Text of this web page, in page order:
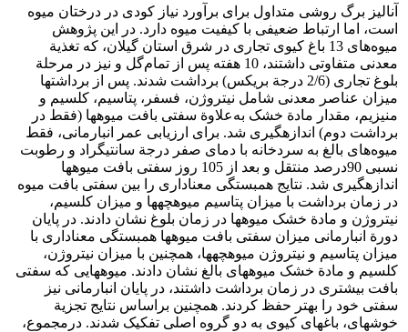
آنالیز برگ روشی متداول برای برآورد نیاز کودی در درختان میوه
است، اما ارتباط ضعیفی با کیفیت میوه دارد. در این پژوهش
میوه‌های 13 باغ کیوی تجاری در شرق استان گیلان، که تغذیة
معدنی متفاوتی داشتند، 10 هفته پس از تمام‌گل و نیز در مرحلة
بلوغ تجاری (2/6 درجة بریکس) برداشت شدند. پس از برداشت‏ها
میزان عناصر معدنی شامل نیتروژن، فسفر، پتاسیم، کلسیم و
منیزیم، مقدار مادة خشک به‌علاوة سفتی بافت میوه‏ها (فقط در
برداشت دوم) اندازه‏گیری شد. برای ارزیابی عمر انبارمانی، فقط
میوه‌های بالغ به سردخانه با دمای صفر درجة سانتی‏گراد و رطوبت
نسبی 90‌درصد منتقل و بعد از 105 روز سفتی‏ بافت میوه‏ها‏
اندازه‏گیری شد. نتایج همبستگی معنا‏داری را بین سفتی بافت میوه‏
در زمان برداشت با میزان پتاسیم میوه‏چه‏ها و میزان کلسیم،
نیتروژن و مادة خشک میوه‏ها در زمان بلوغ نشان دادند. در پایان
دورة انبارمانی میزان سفتی بافت میوه‏ها همبستگی معنا‏داری با
میزان پتاسیم و نیتروژن میوه‏چه‏ها، همچنین با میزان نیتروژن،
کلسیم و مادة خشک میوه‏های بالغ نشان دادند. میوه‏هایی که سفتی
بافت بیشتری در زمان برداشت داشتند، در پایان انبارمانی نیز
سفتی خود را بهتر حفظ کردند. همچنین بر‌اساس نتایج تجزیة
خوشه‏ای، باغ‏های کیوی به دو گروه اصلی تفکیک شدند. در‌مجموع،